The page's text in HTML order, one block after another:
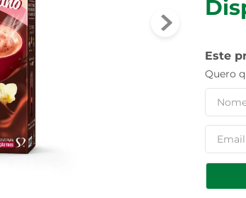
Este
Quero